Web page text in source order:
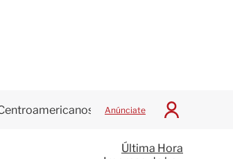
Anúnciate
I
c
Última Hora